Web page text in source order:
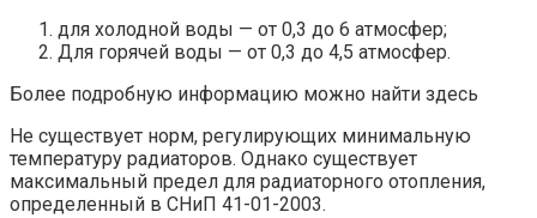
для холодной воды — от 0,3 до 6 атмосфер;
Для горячей воды — от 0,3 до 4,5 атмосфер.
Более подробную информацию можно найти здесь
Не существует норм, регулирующих минимальную
температуру радиаторов. Однако существует
максимальный предел для радиаторного отопления,
определенный в СНиП 41-01-2003.